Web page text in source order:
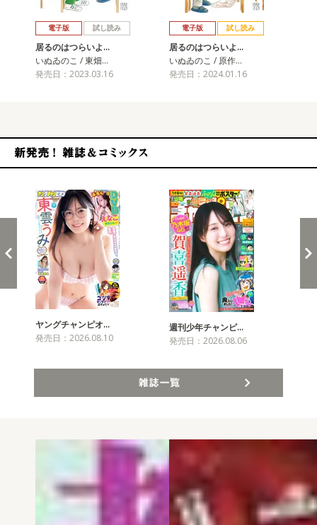
電子版 試し読み
居るのはつらいよ…
いぬゐのこ / 東畑…
発売日：2023.03.16
電子版 試し読み
居るのはつらいよ…
いぬゐのこ / 原作…
発売日：2024.01.16
ヤングチャンピオ…
発売日：2026.08.10
週刊少年チャンピ…
発売日：2026.08.06